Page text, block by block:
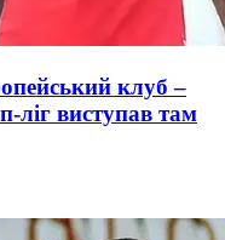
клуб –
ліг виступав там